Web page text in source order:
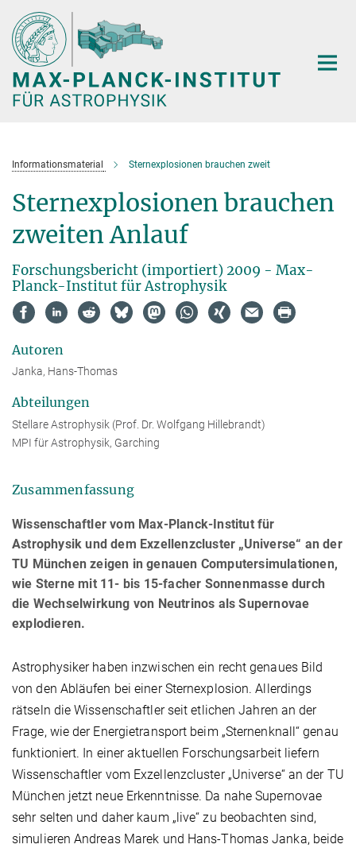
Hauptinhalt
Informationsmaterial Sternexplosionen brauchen zweit
Sternexplosionen brauchen
zweiten Anlauf
Forschungsbericht (importiert) 2009 - Max-
Planck-Institut für Astrophysik
Autoren
Janka, Hans-Thomas
Abteilungen
Stellare Astrophysik (Prof. Dr. Wolfgang Hillebrandt)
MPI für Astrophysik, Garching
Zusammenfassung
Wissenschaftler vom Max-Planck-Institut für
Astrophysik und dem Exzellenzcluster „Universe“ an der
TU München zeigen in genauen Computersimulationen,
wie Sterne mit 11- bis 15-facher Sonnenmasse durch
die Wechselwirkung von Neutrinos als Supernovae
explodieren.
Astrophysiker haben inzwischen ein recht genaues Bild
von den Abläufen bei einer Sternexplosion. Allerdings
rätseln die Wissenschaftler seit etlichen Jahren an der
Frage, wie der Energietransport beim „Sternenknall“ genau
funktioniert. In einer aktuellen Forschungsarbeit liefern
Wissenschaftler vom Exzellenzcluster „Universe“ an der TU
München jetzt neue Erkenntnisse. Da nahe Supernovae
sehr selten und daher kaum „live“ zu beobachten sind,
simulieren Andreas Marek und Hans-Thomas Janka, beide